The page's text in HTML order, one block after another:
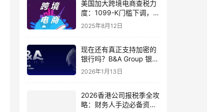
美国加大跨境电商查税力
度：1099-K门槛下调，
卖家如何应对ECI合规挑
2025年8月12日
现在还有真正支持加密的
银行吗？B&A Group 银行
开户全解析
2026年1月13日
2026香港公司报税季全攻
略：财务人手边必备资料